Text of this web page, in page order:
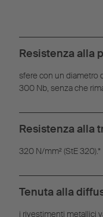
Resistenza alla
sfere con un diametro
300 Nb, senza che
Resistenza alla
320 N/mm² (StE 320).*
Tenuta alla
i rivestimenti metallici